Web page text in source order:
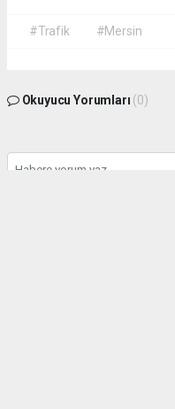
#Trafik #Mersin
Okuyucu Yorumları (0)